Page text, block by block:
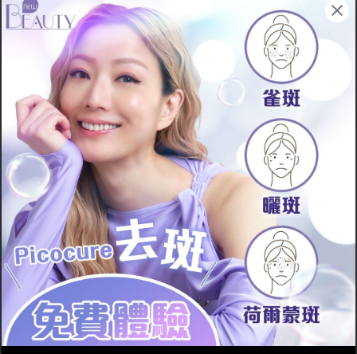
治療荷爾蒙斑的方
法
去斑膏
去斑膏是市售常見用來治療
荷爾蒙斑的藥品，去斑膏當
中含有能抑制皮膚黑色素生
長的功效，從而減淡色斑。
不過外塗藥物只能在皮膚表
層發揮作用，未能深入真皮
果酸療程
另外一種治療荷爾蒙斑的療
程是果酸，透過果酸加快皮
膚更新過程，讓黑色素得以
淡化，達到去荷爾蒙斑的效
果。不過果酸有機會引致皮
膚敏感，出現紅腫、脫皮，